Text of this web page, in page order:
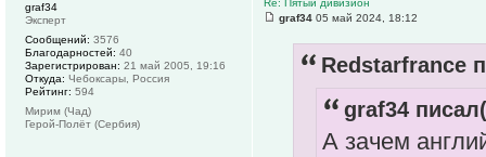
graf34 05 май 2024, 18:12
Redstarfrance
graf34
А зачем
graf34
Эксперт
Сообщений: 3576
Благодарностей: 40
Зарегистрирован: 21 май 2005, 19:16
Откуда: Чебоксары, Россия
Рейтинг: 594
Мирим (Чад)
Герой-Полёт (Сербия)